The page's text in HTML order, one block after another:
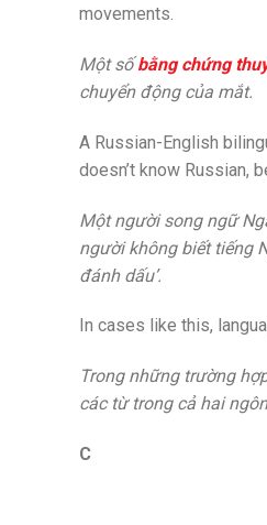
movements.
Một sốbằng chứng
chuyển động của mắt.
A Russian-English
doesn’t know Russian,
Một người song ngữ
người không biết tiếng
đánh dấu’.
In cases like this,
Trong những trường
các từ trong cả hai
C